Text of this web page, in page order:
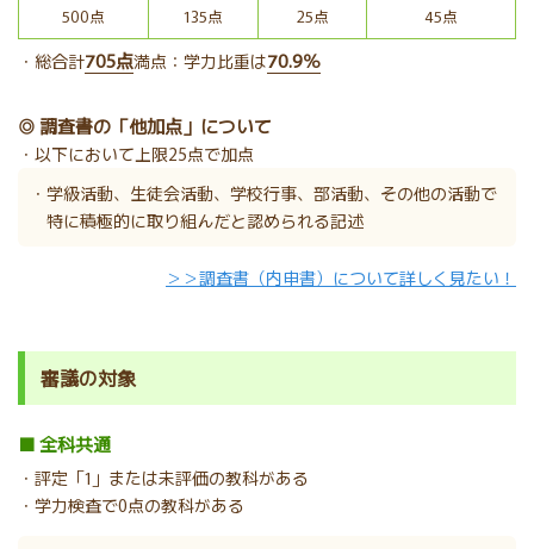
500点
135点 25点 45点
・総合計705点満点：学力比重は70.9％
◎ 調査書の「他加点」について
・以下において上限25点で加点
・学級活動、生徒会活動、学校行事、部活動、その他の活動で
特に積極的に取り組んだと認められる記述
＞＞調査書（内申書）について詳しく見たい！
審議の対象
■ 全科共通
・評定「1」または未評価の教科がある
・学力検査で0点の教科がある